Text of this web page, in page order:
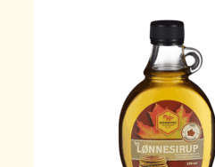
vårt
flaggskip